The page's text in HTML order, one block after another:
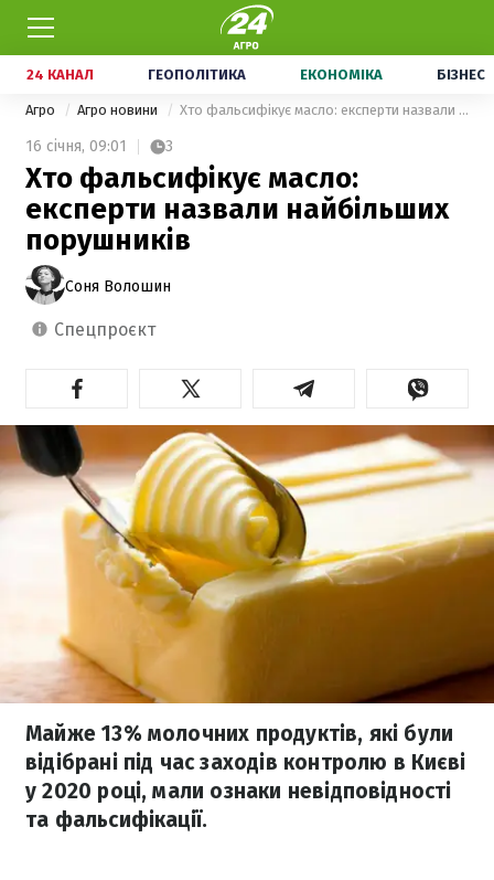
24 КАНАЛ ГЕОПОЛІТИКА ЕКОНОМІКА БІЗНЕС
Агро Агро новини Хто фальсифікує масло: експерти назвали найбільших порушників
16 січня, 09:01 3
Хто фальсифікує масло:
експерти назвали найбільших
порушників
Соня Волошин
спецпроєкт
Майже 13% молочних продуктів, які були
відібрані під час заходів контролю в Києві
у 2020 році, мали ознаки невідповідності
та фальсифікації.